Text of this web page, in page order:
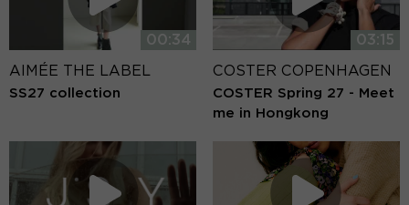
00:34
AIMÉE THE LABEL
SS27 collection
03:15
COSTER COPENHAGEN
COSTER Spring 27 - Meet
me in Hongkong